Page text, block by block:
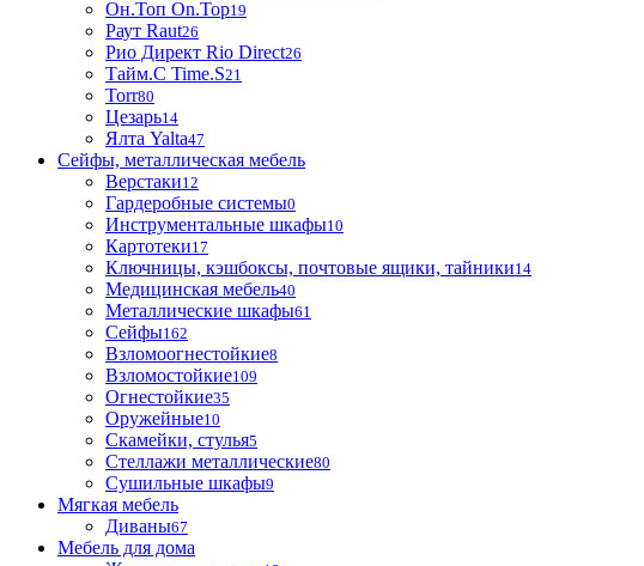
Он.Топ On.Top19
Раут Raut26
Рио Директ Rio Direct26
Тайм.С Time.S21
Torr80
Цезарь14
Ялта Yalta47
Сейфы, металлическая мебель
Верстаки12
Гардеробные системы0
Инструментальные шкафы10
Картотеки17
Ключницы, кэшбоксы, почтовые ящики, тайники14
Медицинская мебель40
Металлические шкафы61
Сейфы162
Взломоогнестойкие8
Взломостойкие109
Огнестойкие35
Оружейные10
Скамейки, стулья5
Стеллажи металлические80
Сушильные шкафы9
Мягкая мебель
Диваны67
Мебель для дома